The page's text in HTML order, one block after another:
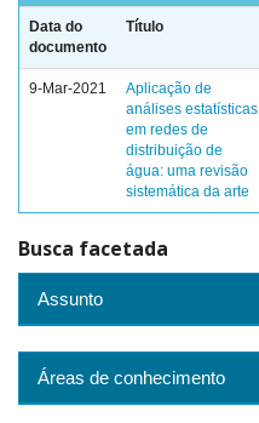
Data do
documento
Título
9-Mar-2021
Aplicação de
análises estatísticas
em redes de
distribuição de
água: uma revisão
sistemática da arte
Busca facetada
Assunto
Áreas de conhecimento